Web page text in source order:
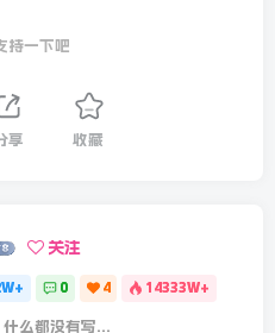
持一下吧
享 收藏
关注
0 4 14333W+
么都没有写...